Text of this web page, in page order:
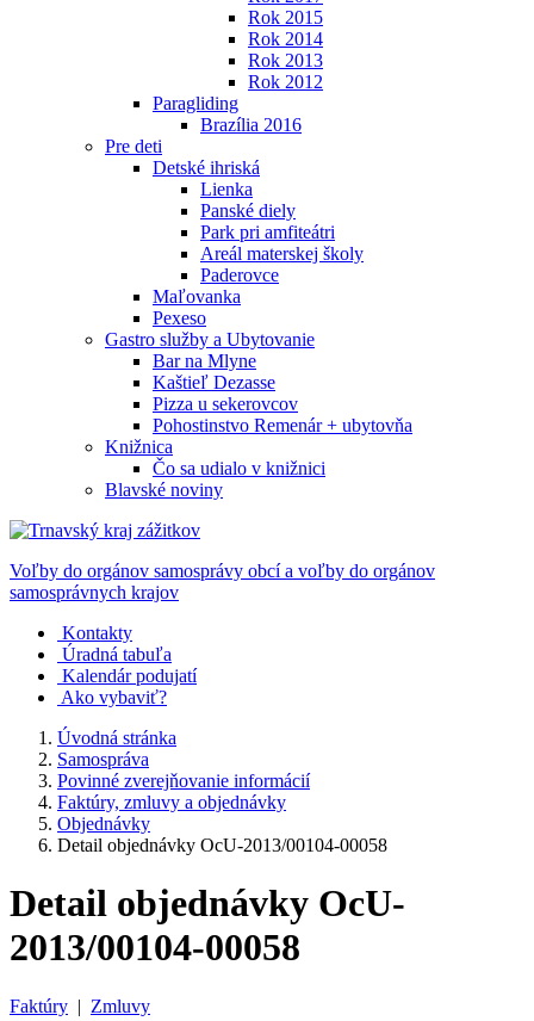
Rok 2015
Rok 2014
Rok 2013
Rok 2012
Paragliding
Brazília 2016
Pre deti
Detské ihriská
Lienka
Panské diely
Park pri amfiteátri
Areál materskej školy
Paderovce
Maľovanka
Pexeso
Gastro služby a Ubytovanie
Bar na Mlyne
Kaštieľ Dezasse
Pizza u sekerovcov
Pohostinstvo Remenár + ubytovňa
Knižnica
Čo sa udialo v knižnici
Blavské noviny
Voľby do orgánov samosprávy obcí a voľby do orgánov
samosprávnych krajov
Kontakty
Úradná tabuľa
Kalendár podujatí
Ako vybaviť?
Úvodná stránka
Samospráva
Povinné zverejňovanie informácií
Faktúry, zmluvy a objednávky
Objednávky
Detail objednávky OcU-2013/00104-00058
Detail objednávky OcU-
2013/00104-00058
Faktúry | Zmluvy